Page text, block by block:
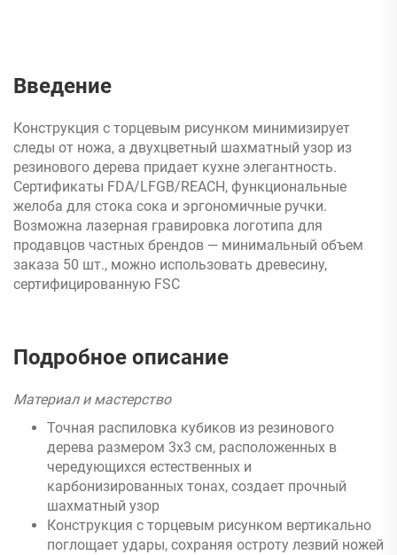
Введение
Конструкция с торцевым рисунком минимизирует
следы от ножа, а двухцветный шахматный узор из
резинового дерева придает кухне элегантность.
Сертификаты FDA/LFGB/REACH, функциональные
желоба для стока сока и эргономичные ручки.
Возможна лазерная гравировка логотипа для
продавцов частных брендов — минимальный объем
заказа 50 шт., можно использовать древесину,
сертифицированную FSC
Подробное описание
Материал и мастерство
Точная распиловка кубиков из резинового
дерева размером 3x3 см, расположенных в
чередующихся естественных и
карбонизированных тонах, создает прочный
шахматный узор
Конструкция с торцевым рисунком вертикально
поглощает удары, сохраняя остроту лезвий ножей